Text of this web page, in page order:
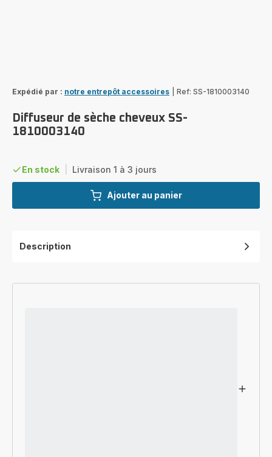
Expédié par : notre entrepôt accessoires Ref: SS-1810003140
Diffuseur de sèche cheveux SS-
1810003140
En stock Livraison 1 à 3 jours
Ajouter au panier
Description